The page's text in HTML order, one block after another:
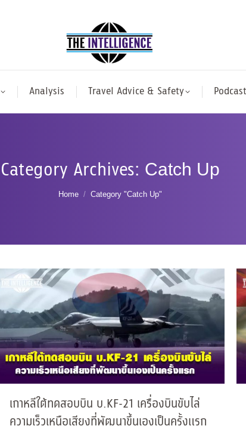
Analysis Travel Advice & Safety Podcast
Category Archives: Catch Up
You are here:
Home Category "Catch Up"
เกาหลีใต้ทดสอบบิน บ.KF-21 เครื่องบินขับไล่
ความเร็วเหนือเสียงที่พัฒนาขึ้นเองเป็นครั้งแรก